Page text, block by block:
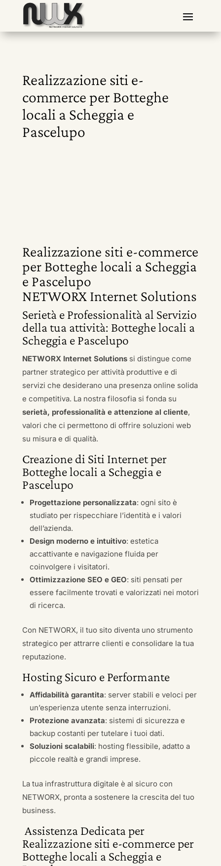
Realizzazione siti e-
commerce per Botteghe
locali a Scheggia e
Pascelupo
Realizzazione siti e-commerce
per Botteghe locali a Scheggia
e Pascelupo
NETWORX Internet Solutions
Serietà e Professionalità al Servizio
della tua attività: Botteghe locali a
Scheggia e Pascelupo
NETWORX Internet Solutionssi distingue come
partner strategico per attività produttive e di
servizi che desiderano una presenza online solida
e competitiva. La nostra filosofia si fonda su
serietà, professionalità e attenzione al cliente,
valori che ci permettono di offrire soluzioni web
su misura e di qualità.
Creazione di Siti Internet per
Botteghe locali a Scheggia e
Pascelupo
Progettazione personalizzata: ogni sito è
studiato per rispecchiare l’identità e i valori
dell’azienda.
Design moderno e intuitivo: estetica
accattivante e navigazione fluida per
coinvolgere i visitatori.
Ottimizzazione SEO e GEO: siti pensati per
essere facilmente trovati e valorizzati nei motori
di ricerca.
Con NETWORX, il tuo sito diventa uno strumento
strategico per attrarre clienti e consolidare la tua
reputazione.
Hosting Sicuro e Performante
Affidabilità garantita: server stabili e veloci per
un’esperienza utente senza interruzioni.
Protezione avanzata: sistemi di sicurezza e
backup costanti per tutelare i tuoi dati.
Soluzioni scalabili: hosting flessibile, adatto a
piccole realtà e grandi imprese.
La tua infrastruttura digitale è al sicuro con
NETWORX, pronta a sostenere la crescita del tuo
business.
Assistenza Dedicata per
Realizzazione siti e-commerce per
Botteghe locali a Scheggia e